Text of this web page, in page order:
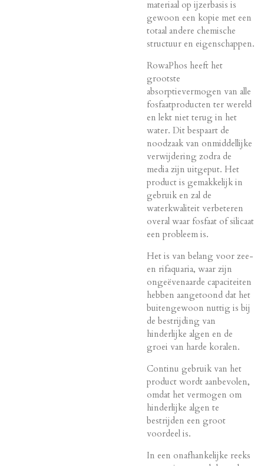
materiaal op ijzerbasis is
gewoon een kopie met een
totaal andere chemische
structuur en eigenschappen.
RowaPhos heeft het
grootste
absorptievermogen van alle
fosfaatproducten ter wereld
en lekt niet terug in het
water. Dit bespaart de
noodzaak van onmiddellijke
verwijdering zodra de
media zijn uitgeput. Het
product is gemakkelijk in
gebruik en zal de
waterkwaliteit verbeteren
overal waar fosfaat of silicaat
een probleem is.
Het is van belang voor zee-
en rifaquaria, waar zijn
ongeëvenaarde capaciteiten
hebben aangetoond dat het
buitengewoon nuttig is bij
de bestrijding van
hinderlijke algen en de
groei van harde koralen.
Continu gebruik van het
product wordt aanbevolen,
omdat het vermogen om
hinderlijke algen te
bestrijden een groot
voordeel is.
In een onafhankelijke reeks